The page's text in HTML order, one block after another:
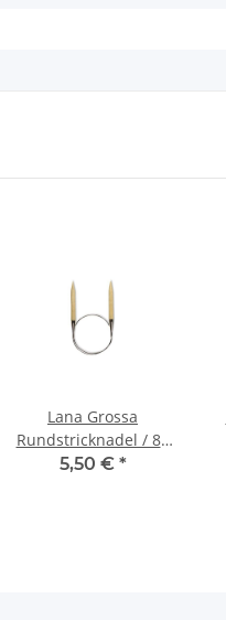
Lana Grossa
Rundstricknadel / 80
cm - Big & Easy -
5,50 € *